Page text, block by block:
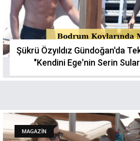
Şükrü Özyıldız Gündoğan'da
"Kendini Ege'nin Serin
MAGAZİN